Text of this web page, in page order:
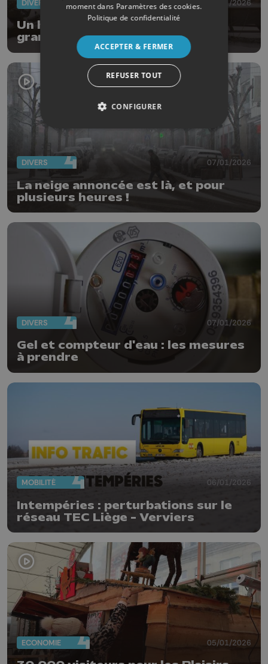
DIVERS 07/01/2026
Un habit préhistorique contre les
grands froids
DIVERS 07/01/2026
La neige annoncée est là, et pour
plusieurs heures !
DIVERS 07/01/2026
Gel et compteur d'eau : les mesures
à prendre
MOBILITÉ 06/01/2026
Intempéries : perturbations sur le
réseau TEC Liège - Verviers
ECONOMIE 05/01/2026
moment dans Paramètres des cookies.
Politique de confidentialité
ACCEPTER & FERMER
REFUSER TOUT
CONFIGURER